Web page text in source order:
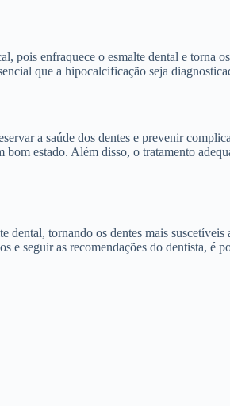
enfraquece o esmalte dental e torna
que a hipocalcificação seja
a saúde dos dentes e prevenir
estado. Além disso, o tratamento
tornando os dentes mais
seguir as recomendações do dentista, é